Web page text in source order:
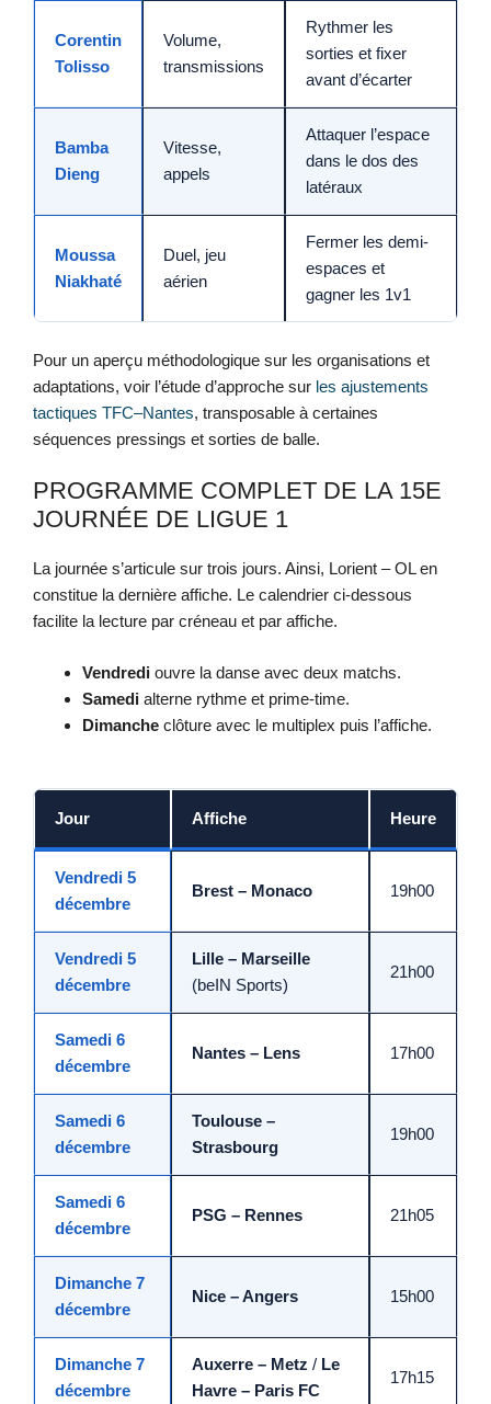
Corentin
Tolisso
Volume,
transmissions
Rythmer les
sorties et fixer
avant d’écarter
Bamba
Dieng
Vitesse,
appels
Attaquer l’espace
dans le dos des
latéraux
Moussa
Niakhaté
Duel, jeu
aérien
Fermer les demi-
espaces et
gagner les 1v1
Pour un aperçu méthodologique sur les organisations et
adaptations, voir l’étude d’approche sur les ajustements
tactiques TFC–Nantes, transposable à certaines
séquences pressings et sorties de balle.
PROGRAMME COMPLET DE LA 15E
JOURNÉE DE LIGUE 1
La journée s’articule sur trois jours. Ainsi, Lorient – OL en
constitue la dernière affiche. Le calendrier ci-dessous
facilite la lecture par créneau et par affiche.
Vendredi ouvre la danse avec deux matchs.
Samedi alterne rythme et prime-time.
Dimanche clôture avec le multiplex puis l’affiche.
Jour Affiche Heure
Vendredi 5
décembre
Brest – Monaco 19h00
Vendredi 5
décembre
Lille – Marseille
(beIN Sports)
21h00
Samedi 6
décembre
Nantes – Lens 17h00
Samedi 6
décembre
Toulouse –
Strasbourg
19h00
Samedi 6
décembre
PSG – Rennes 21h05
Dimanche 7
décembre
Nice – Angers 15h00
Dimanche 7
décembre
Auxerre – Metz / Le
Havre – Paris FC
17h15